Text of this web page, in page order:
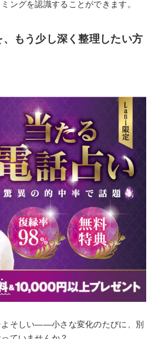
ングを認識することができます。
もう少し深く整理したい方
よそしい――小さな変化のたびに、別